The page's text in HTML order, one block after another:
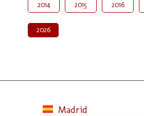
2014 2015 2016
2026
Madrid